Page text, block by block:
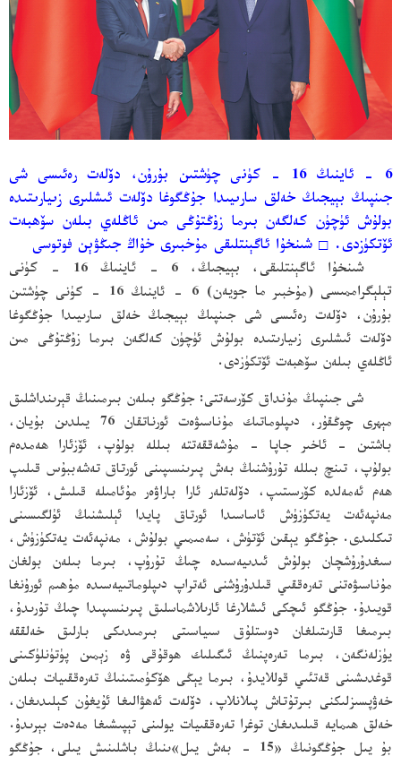
6 - ئاينىڭ 16 - كۈنى چۈشتىن بۇرۇن، دۆلەت رەئىسى شى
جىنپىڭ بېيجىڭ خەلق سارىيىدا جۇڭگوغا دۆلەت ئىشلىرى زىيارىتىدە
بولۇش ئۈچۈن كەلگەن بىرما زۇڭتۇڭى مىن ئاڭلەي بىلەن سۆھبەت
ئۆتكۈزدى. □ شىنخۇا ئاگېنتلىقى مۇخبىرى خۇاڭ جىڭۋېن فوتوسى
شىنخۇا ئاگېنتلىقى، بېيجىڭ، 6 - ئاينىڭ 16 - كۈنى
تېلېگراممىسى (مۇخبىر ما جويەن
) 6 - ئاينىڭ 16 - كۈنى چۈشتىن
بۇرۇن، دۆلەت رەئىسى شى جىنپىڭ بېيجىڭ خەلق سارىيىدا جۇڭگوغا
دۆلەت ئىشلىرى زىيارىتىدە بولۇش ئۈچۈن كەلگەن بىرما زۇڭتۇڭى مىن
ئاڭلەي بىلەن سۆھبەت ئۆتكۈزدى.
شى جىنپىڭ مۇنداق كۆرسەتتى: جۇڭگو بىلەن بىرمىنىڭ قېرىنداشلىق
مېھرى چوڭقۇر، دىپلوماتىك مۇناسىۋەت ئورناتقان 76 يىلدىن بۇيان،
باشتىن - ئاخىر جاپا - مۇشەققەتتە بىللە بولۇپ، ئۆزئارا ھەمدەم
بولۇپ، تىنچ بىللە تۇرۇشنىڭ بەش پىرىنسىپىنى ئورتاق تەشەببۇس قىلىپ
ھەم ئەمەلدە كۆرسىتىپ، دۆلەتلەر ئارا باراۋەر مۇئامىلە قىلىش، ئۆزئارا
مەنپەئەت يەتكۈزۈش ئاساسىدا ئورتاق پايدا ئېلىشنىڭ ئۈلگىسىنى
تىكلىدى. جۇڭگو يېقىن ئۆتۈش، سەمىمىي بولۇش، مەنپەئەت يەتكۈزۈش،
سىغدۇرۇشچان بولۇش ئىدىيەسىدە چىڭ تۇرۇپ، بىرما بىلەن بولغان
مۇناسىۋەتنى تەرەققىي قىلدۇرۇشنى ئەتراپ دىپلوماتىيەسىدە مۇھىم ئورۇنغا
قويىدۇ. جۇڭگو ئىچكى ئىشلارغا ئارىلاشماسلىق پىرىنسىپىدا چىڭ تۇرىدۇ،
بىرمىغا قارىتىلغان دوستلۇق سىياسىتى بىرمىدىكى بارلىق خەلققە
يۈزلەنگەن، بىرما تەرەپنىڭ ئىگىلىك ھوقۇقى ۋە زېمىن پۈتۈنلۈكىنى
قوغدىشىنى قەتئىي قوللايدۇ، بىرما يېڭى ھۆكۈمىتىنىڭ تەرەققىيات بىلەن
خەۋپسىزلىكنى بىرتۇتاش پىلانلاپ، دۆلەت ئەھۋالىغا ئۇيغۇن كېلىدىغان،
خەلق ھىمايە قىلىدىغان توغرا تەرەققىيات يولىنى تېپىشىغا مەدەت بېرىدۇ.
بۇ يىل جۇڭگونىڭ «15 - بەش يىل»ىنىڭ باشلىنىش يىلى، جۇڭگو